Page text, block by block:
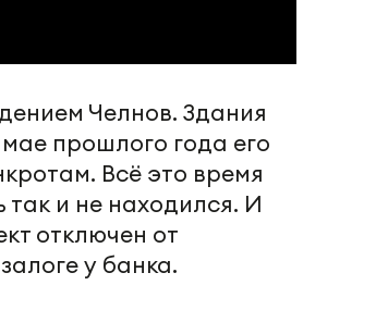
Челнов. Здания
прошлого года его
Всё это время
и не находился. И
отключен от
у банка.